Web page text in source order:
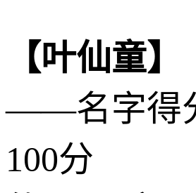
【叶仙童】
——名字得
100分